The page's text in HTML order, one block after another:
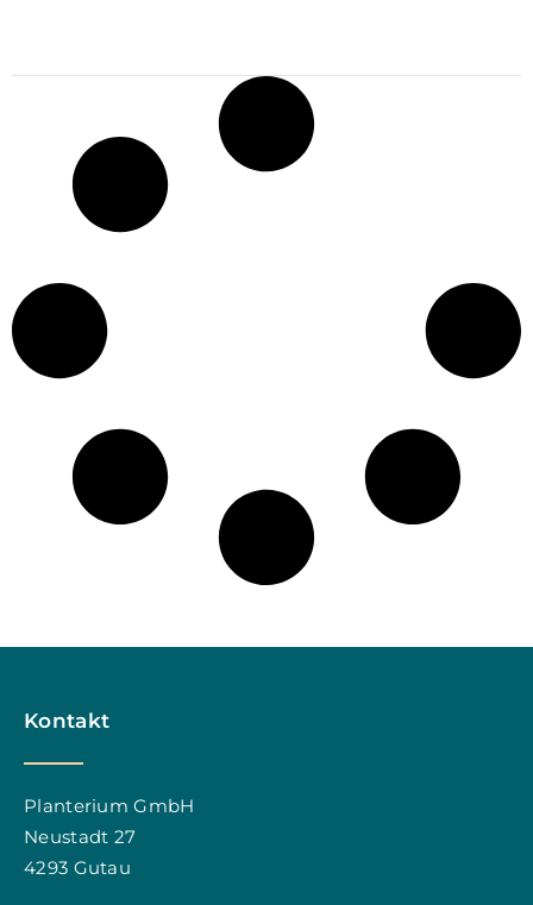
Kontakt
Planterium GmbH
Neustadt 27
4293 Gutau